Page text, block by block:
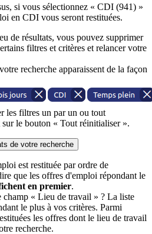
si vous sélectionnez « CDI (941) »
en CDI vous seront restituées.
de résultats, vous pouvez supprimer
filtres et critères et relancer votre
recherche apparaissent de la façon
les filtres un par un ou tout
le bouton « Tout réinitialiser ».
de votre recherche
est restituée par ordre de
que les offres d'emploi répondant le
en premier.
champ « Lieu de travail » ? La liste
le plus à vos critères. Parmi
les offres dont le lieu de travail
recherche.